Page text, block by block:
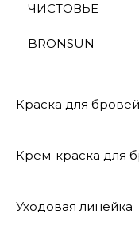
ЧИСТОВЬЕ
BRONSUN
Краска для
Крем-краска для
Уходовая линейка